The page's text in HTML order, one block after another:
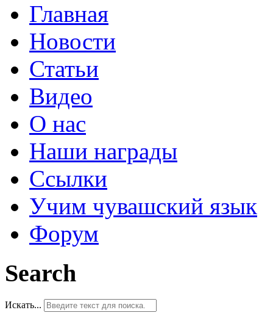
Главная
Новости
Статьи
Видео
О нас
Наши награды
Ссылки
Учим чувашский язык
Форум
Search
Искать...